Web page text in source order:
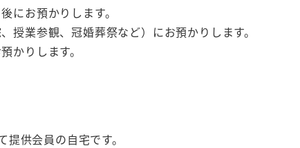
にお預かりします。
授業参観、冠婚葬祭など）にお預かりします。
かりします。
供会員の自宅です。